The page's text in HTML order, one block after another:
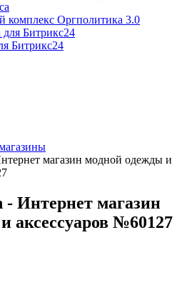
комплекс Оргполитика 3.0
Битрикс24
Битрикс24
магазин модной одежды и
- Интернет магазин
аксессуаров №60127